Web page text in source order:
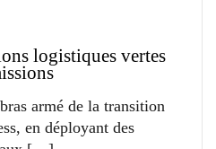
logistiques vertes
armé de la transition
en déployant des